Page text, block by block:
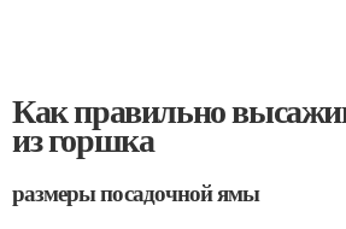
Как правильно
из горшка
размеры посадочной ямы